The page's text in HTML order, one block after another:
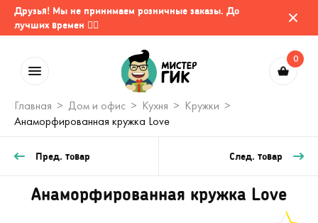
Друзья! Мы не принимаем розничные заказы. До
лучших времен 🤷‍♂️
0
Главная Дом и офис Кухня
Кружки
Анаморфированная кружка Love
Пред. товар След. товар
Анаморфированная кружка Love